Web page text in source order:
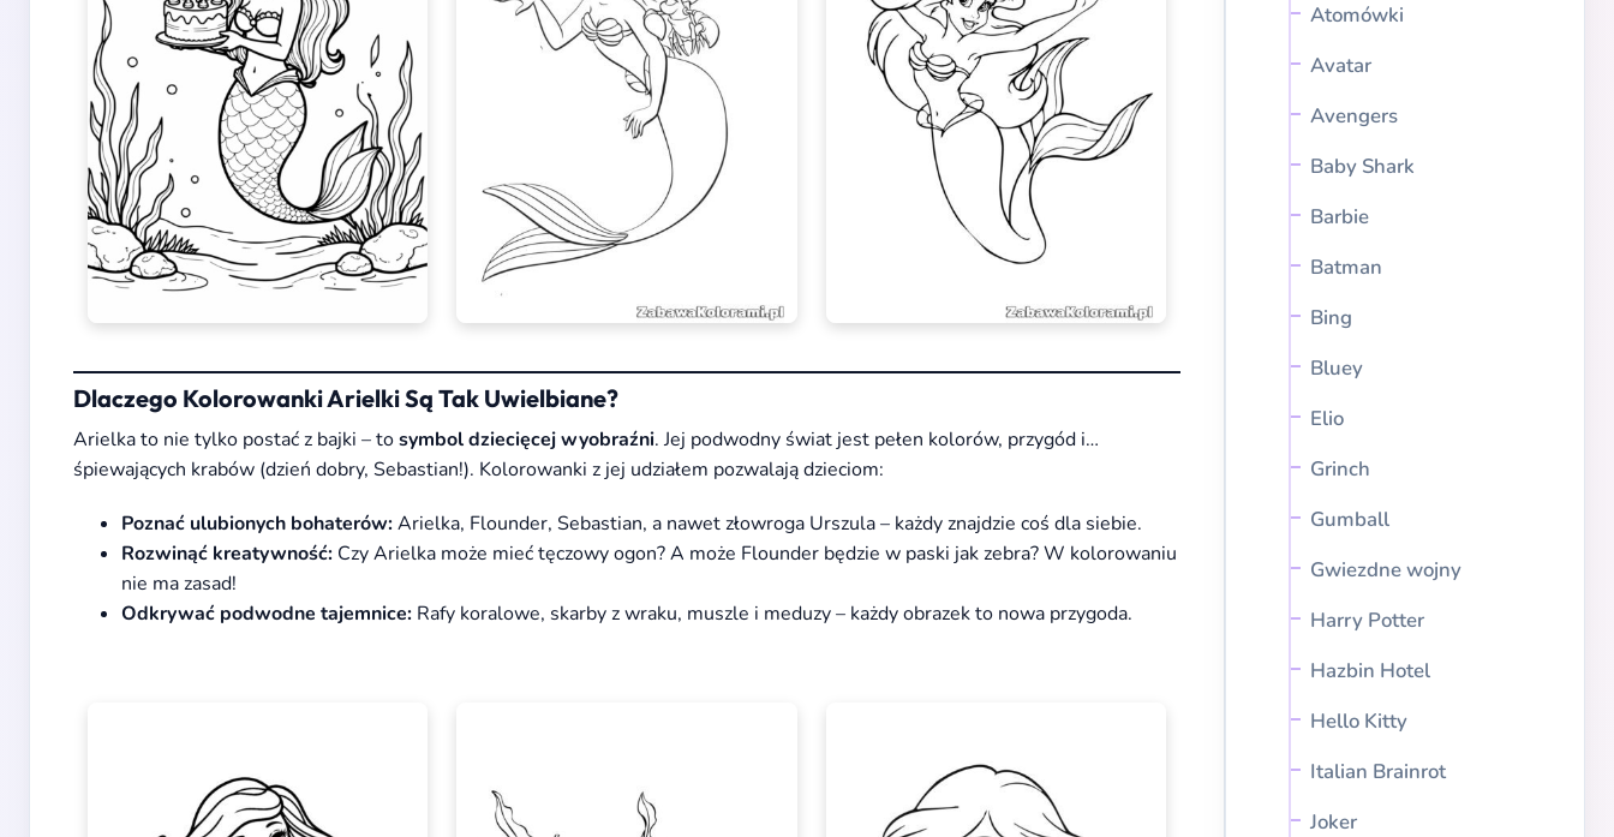
Atomówki
Avatar
Avengers
Baby Shark
Barbie
Batman
Bing
Bluey
Elio
Grinch
Gumball
Gwiezdne wojny
Harry Potter
Hazbin Hotel
Hello Kitty
Italian Brainrot
Joker
Dlaczego Kolorowanki Arielki Są Tak Uwielbiane?
Arielka to nie tylko postać z bajki – tosymbol dziecięcej wyobraźni. Jej podwodny świat jest pełen kolorów, przygód i…
śpiewających krabów (dzień dobry, Sebastian!). Kolorowanki z jej udziałem pozwalają dzieciom:
Poznać ulubionych bohaterów:Arielka, Flounder, Sebastian, a nawet złowroga Urszula – każdy znajdzie coś dla siebie.
Rozwinąć kreatywność: Czy Arielka może mieć tęczowy ogon? A może Flounder będzie w paski jak zebra? W kolorowaniu
nie ma zasad!
Odkrywać podwodne tajemnice: Rafy koralowe, skarby z wraku, muszle i meduzy – każdy obrazek to nowa przygoda.